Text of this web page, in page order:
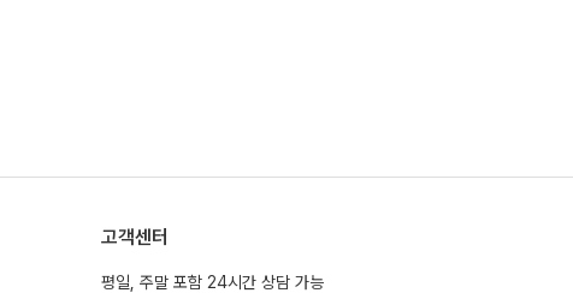
고객센터
평일, 주말 포함 24시간 상담 가능